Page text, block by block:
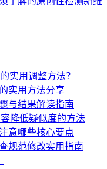
实用调整方法？
实用方法分享
与结果解读指南
降低疑似度的方法
意哪些核心要点
规范修改实用指南